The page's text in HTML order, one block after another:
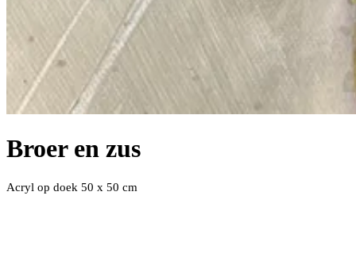
Broer en zus
Acryl op doek 50 x 50 cm